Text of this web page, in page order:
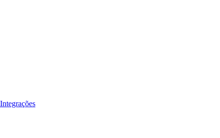
Integrações